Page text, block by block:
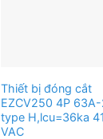
Thiết bị đóng cắt
EZCV250 4P
type H,lcu=36ka
VAC